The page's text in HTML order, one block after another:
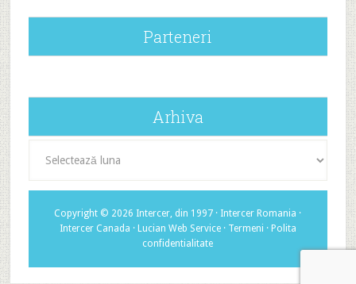
Parteneri
Arhiva
Copyright © 2026 Intercer, din 1997 · Intercer Romania ·
Intercer Canada · Lucian Web Service· Termeni · Polita
confidentialitate